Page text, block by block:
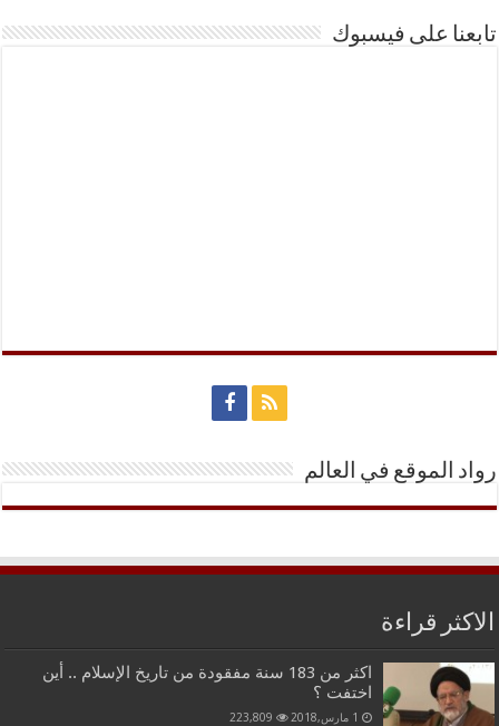
تابعنا على فيسبوك
رواد الموقع في العالم
الاكثر قراءة
اكثر من 183 سنة مفقودة من تاريخ الإسلام .. أين
اختفت ؟
1 مارس,2018 223,809